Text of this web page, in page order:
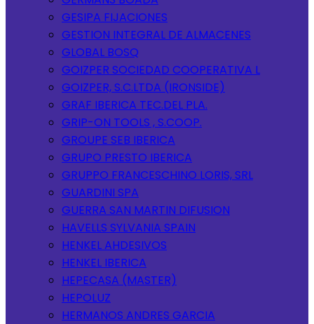
GESIPA FIJACIONES
GESTION INTEGRAL DE ALMACENES
GLOBAL BOSQ
GOIZPER SOCIEDAD COOPERATIVA L
GOIZPER, S.C.LTDA (IRONSIDE)
GRAF IBERICA TEC.DEL PLA.
GRIP-ON TOOLS , S.COOP.
GROUPE SEB IBERICA
GRUPO PRESTO IBERICA
GRUPPO FRANCESCHINO LORIS, SRL
GUARDINI SPA
GUERRA SAN MARTIN DIFUSION
HAVELLS SYLVANIA SPAIN
HENKEL AHDESIVOS
HENKEL IBERICA
HEPECASA (MASTER)
HEPOLUZ
HERMANOS ANDRES GARCIA